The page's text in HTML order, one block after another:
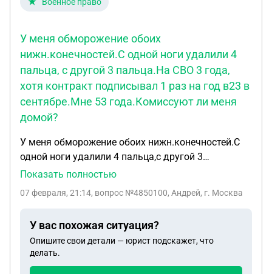
У меня обморожение обоих
нижн.конечностей.С одной ноги удалили 4
пальца, с другой 3 пальца.На СВО 3 года,
хотя контракт подписывал 1 раз на год в23 в
сентябре.Мне 53 года.Комиссуют ли меня
домой?
У меня обморожение обоих нижн.конечностей.С
одной ноги удалили 4 пальца,с другой 3
пальца.На СВО 3 года,хотя контракт подписывал
года.Комиссуют ли меня домой? И какие
Показать полностью
07 февраля, 21:14, вопрос №4850100, Андрей, г. Москва
У вас похожая ситуация?
Опишите свои детали — юрист подскажет, что
делать.